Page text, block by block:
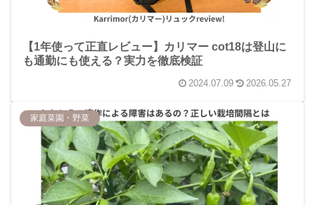
【1年使って正直レビュー】カリマー cot18は登山に
も通勤にも使える？実力を徹底検証
2024.07.09 2026.05.27
家庭菜園・野菜